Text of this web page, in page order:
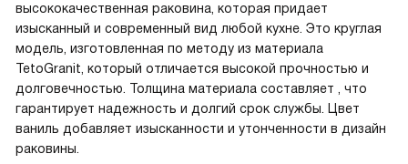
высококачественная раковина, которая придает
изысканный и современный вид любой кухне. Это круглая
модель, изготовленная по методу из материала
TetoGranit, который отличается высокой прочностью и
долговечностью. Толщина материала составляет , что
гарантирует надежность и долгий срок службы. Цвет
ваниль добавляет изысканности и утонченности в дизайн
раковины.